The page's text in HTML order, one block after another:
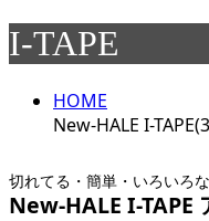
I-TAPE
HOME
New-HALE I-
切れてる・簡単・いろいろ
New-HALE I-TAPE